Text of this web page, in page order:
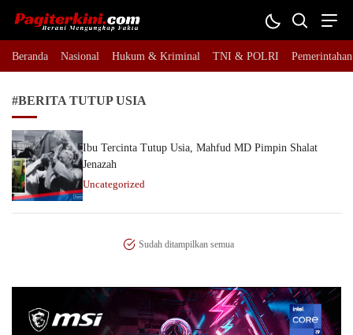
Pagiterkini.com
Berani Mengungkap Fakta
Beranda Nasional Hukum & Kriminal TNI & POLRI Pemerintahan
#BERITA TUTUP USIA
Ibu Tercinta Tutup Usia, Mahfud MD Pimpin Shalat
Jenazah
Uncategorized
Sudah ditampilkan semua